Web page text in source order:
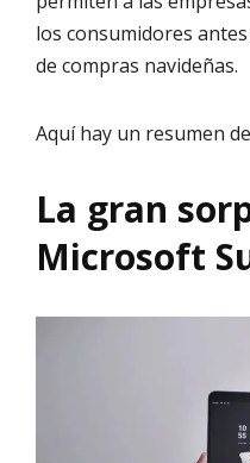
los consumidores
de compras navideñas.
Aquí hay un resumen
La gran
Microsoft